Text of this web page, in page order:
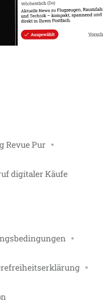
Revue Pur
digitaler Käufe